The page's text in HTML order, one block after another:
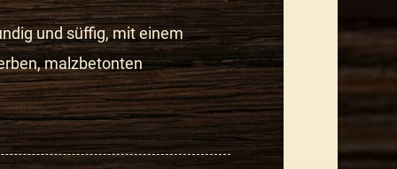
und süffig, mit einem
malzbetonten